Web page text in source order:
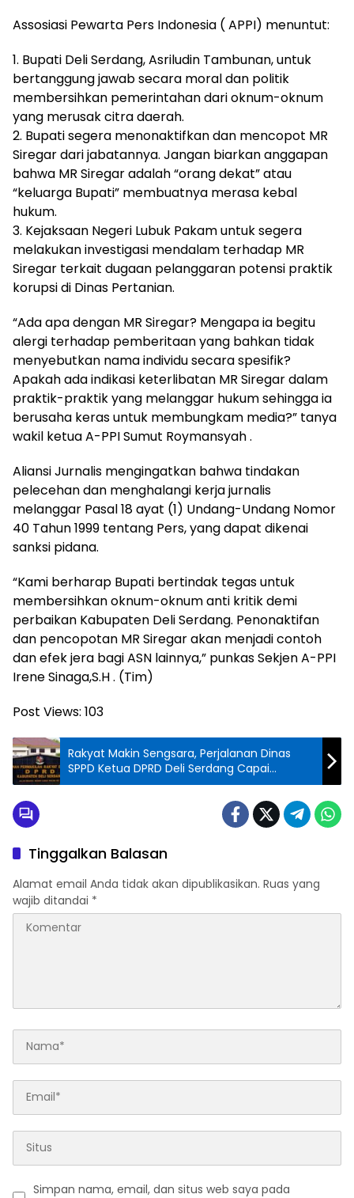
Assosiasi Pewarta Pers Indonesia ( APPI) menuntut:
1. Bupati Deli Serdang, Asriludin Tambunan, untuk
bertanggung jawab secara moral dan politik
membersihkan pemerintahan dari oknum-oknum
yang merusak citra daerah.
2. Bupati segera menonaktifkan dan mencopot MR
Siregar dari jabatannya. Jangan biarkan anggapan
bahwa MR Siregar adalah “orang dekat” atau
“keluarga Bupati” membuatnya merasa kebal
hukum.
3. Kejaksaan Negeri Lubuk Pakam untuk segera
melakukan investigasi mendalam terhadap MR
Siregar terkait dugaan pelanggaran potensi praktik
korupsi di Dinas Pertanian.
“Ada apa dengan MR Siregar? Mengapa ia begitu
alergi terhadap pemberitaan yang bahkan tidak
menyebutkan nama individu secara spesifik?
Apakah ada indikasi keterlibatan MR Siregar dalam
praktik-praktik yang melanggar hukum sehingga ia
berusaha keras untuk membungkam media?” tanya
wakil ketua A-PPI Sumut Roymansyah .
Aliansi Jurnalis mengingatkan bahwa tindakan
pelecehan dan menghalangi kerja jurnalis
melanggar Pasal 18 ayat (1) Undang-Undang Nomor
40 Tahun 1999 tentang Pers, yang dapat dikenai
sanksi pidana.
“Kami berharap Bupati bertindak tegas untuk
membersihkan oknum-oknum anti kritik demi
perbaikan Kabupaten Deli Serdang. Penonaktifan
dan pencopotan MR Siregar akan menjadi contoh
dan efek jera bagi ASN lainnya,” punkas Sekjen A-PPI
Irene Sinaga,S.H . (Tim)
Post Views: 103
Rakyat Makin Sengsara, Perjalanan Dinas
SPPD Ketua DPRD Deli Serdang Capai
Milyaran Rupiah
Tinggalkan Balasan
Alamat email Anda tidak akan dipublikasikan. Ruas yang
wajib ditandai *
Simpan nama, email, dan situs web saya pada